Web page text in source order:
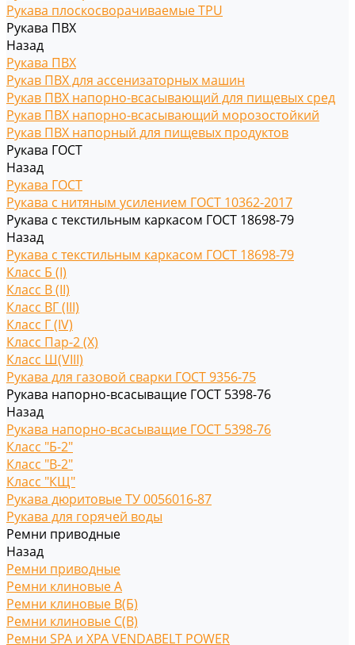
Рукава плоскосворачиваемые TPU
Рукава ПВХ
Назад
Рукава ПВХ
Рукав ПВХ для ассенизаторных машин
Рукав ПВХ напорно-всасывающий для пищевых сред
Рукав ПВХ напорно-всасывающий морозостойкий
Рукав ПВХ напорный для пищевых продуктов
Рукава ГОСТ
Назад
Рукава ГОСТ
Рукава с нитяным усилением ГОСТ 10362-2017
Рукава с текстильным каркасом ГОСТ 18698-79
Назад
Рукава с текстильным каркасом ГОСТ 18698-79
Класс Б (I)
Класс В (II)
Класс ВГ (III)
Класс Г (IV)
Класс Пар-2 (X)
Класс Ш(VIII)
Рукава для газовой сварки ГОСТ 9356-75
Рукава напорно-всасыващие ГОСТ 5398-76
Назад
Рукава напорно-всасыващие ГОСТ 5398-76
Класс "Б-2"
Класс "В-2"
Класс "КЩ"
Рукава дюритовые ТУ 0056016-87
Рукава для горячей воды
Ремни приводные
Назад
Ремни приводные
Ремни клиновые A
Ремни клиновые В(Б)
Ремни клиновые С(B)
Ремни SPA и XPA VENDABELT POWER